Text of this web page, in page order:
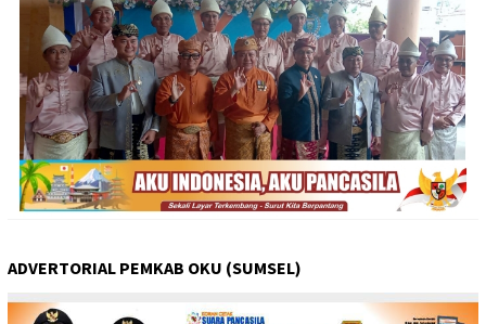
ADVERTORIAL PEMKAB OKU (SUMSEL)